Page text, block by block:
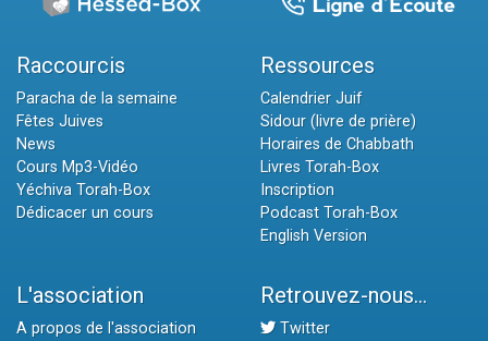
Raccourcis
Paracha de la semaine
Fêtes Juives
News
Cours Mp3-Vidéo
Yéchiva Torah-Box
Dédicacer un cours
Ressources
Calendrier Juif
Sidour (livre de prière)
Horaires de Chabbath
Livres Torah-Box
Inscription
Podcast Torah-Box
English Version
L'association
A propos de l'association
Retrouvez-nous...
Twitter